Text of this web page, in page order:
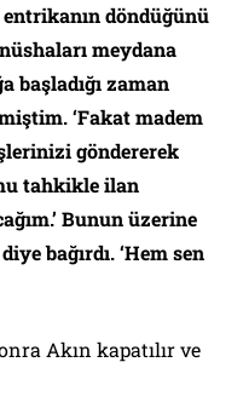
döndüğünü
nüshaları meydana
başladığı zaman
‘Fakat madem
göndererek
tahkikle ilan
Bunun üzerine
bağırdı. ‘Hem sen
Akın kapatılır ve